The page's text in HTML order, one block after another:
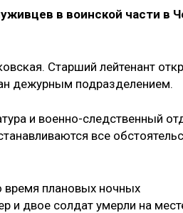
в воинской части в
Старший лейтенант
дежурным подразделением.
и военно-следственный
все
время плановых ночных
и двое солдат умерли на